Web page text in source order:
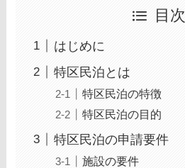
目次
はじめに
特区民泊とは
特区民泊の特徴
特区民泊の目的
特区民泊の申請要件
施設の要件